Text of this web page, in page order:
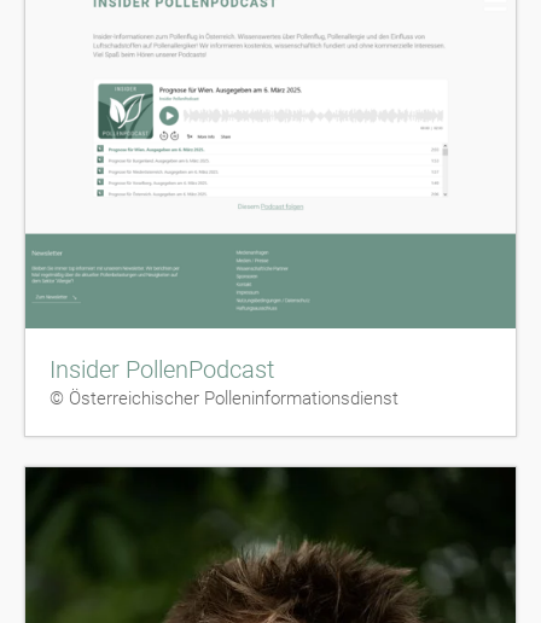
Insider PollenPodcast
© Österreichischer Polleninformationsdienst